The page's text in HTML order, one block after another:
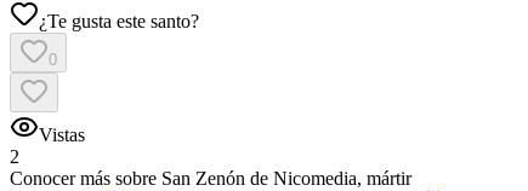
¿Te gusta este santo?
0
Vistas
2
Conocer más sobre San Zenón de Nicomedia, mártir